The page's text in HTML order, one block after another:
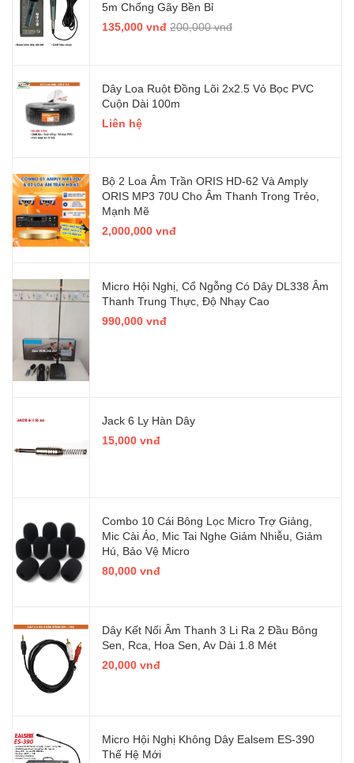
5m Chống Gãy Bền Bỉ
135,000 vnđ 200,000 vnđ
Dây Loa Ruột Đồng Lõi 2x2.5 Vỏ Bọc PVC
Cuộn Dài 100m
Liên hệ
Bộ 2 Loa Âm Trần ORIS HD-62 Và Amply
ORIS MP3 70U Cho Âm Thanh Trong Trẻo,
Mạnh Mẽ
2,000,000 vnđ
Micro Hội Nghị, Cổ Ngỗng Có Dây DL338 Âm
Thanh Trung Thực, Độ Nhạy Cao
990,000 vnđ
Jack 6 Ly Hàn Dây
15,000 vnđ
Combo 10 Cái Bông Lọc Micro Trợ Giảng,
Mic Cài Áo, Mic Tai Nghe Giảm Nhiễu, Giảm
Hú, Bảo Vệ Micro
80,000 vnđ
Dây Kết Nối Âm Thanh 3 Li Ra 2 Đầu Bông
Sen, Rca, Hoa Sen, Av Dài 1.8 Mét
20,000 vnđ
Micro Hội Nghị Không Dây Ealsem ES-390
Thế Hệ Mới